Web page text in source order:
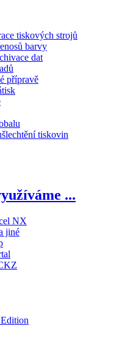
tiskových strojů
barvy
dat
přípravě
tiskovin
...
NX
jiné